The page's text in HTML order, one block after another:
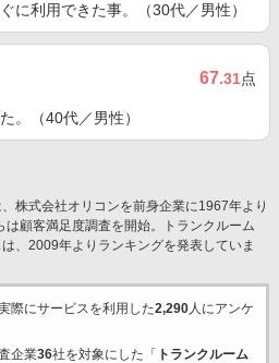
に利用できた事。（30代／男性）
67.31点
。（40代／男性）
株式会社オリコンを前身企業に1967年より
は顧客満足度調査を開始。トランクルーム
、2009年よりランキングを発表していま
際にサービスを利用した2,290人にアンケ
企業36社を対象にした「
トランクルーム